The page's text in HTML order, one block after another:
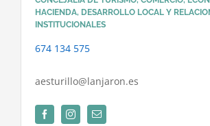
HACIENDA, DESARROLLO LOCAL Y
INSTITUCIONALES
674 134 575
aesturillo@lanjaron.es